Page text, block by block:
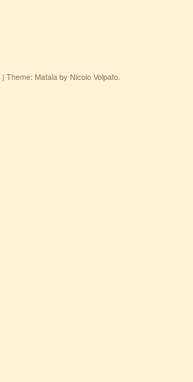
| Theme: Matala by Nicolo Volpato